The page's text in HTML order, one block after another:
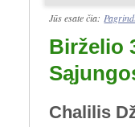
Jūs esate čia:
Birželio
Chalilis